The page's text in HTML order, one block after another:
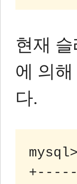
현재
에 의
다.